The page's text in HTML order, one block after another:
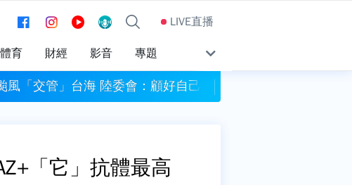
LIVE直播
體育 財經 影音 專題
風「交管」台海 陸委會：顧好自己的災情
「它」抗體最高